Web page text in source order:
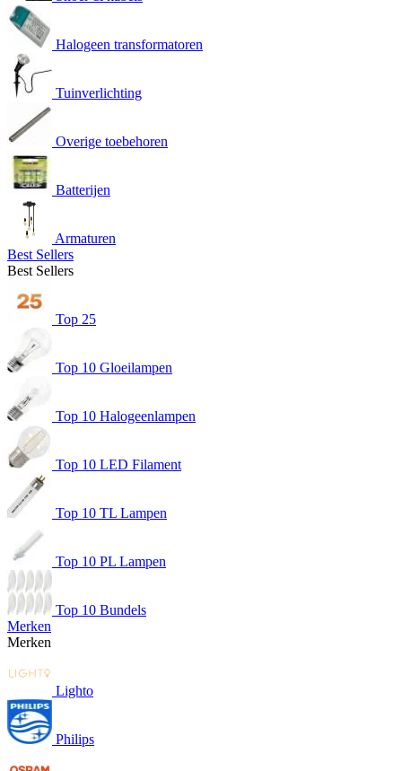
Halogeen transformatoren
Tuinverlichting
Overige toebehoren
Batterijen
Armaturen
Best Sellers
Best Sellers
Top 25
Top 10 Gloeilampen
Top 10 Halogeenlampen
Top 10 LED Filament
Top 10 TL Lampen
Top 10 PL Lampen
Top 10 Bundels
Merken
Merken
Lighto
Philips